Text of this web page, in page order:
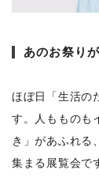
あのお祭り
ほぼ日「生活の
す。人もものも
き」があふれる
集まる展覧会で